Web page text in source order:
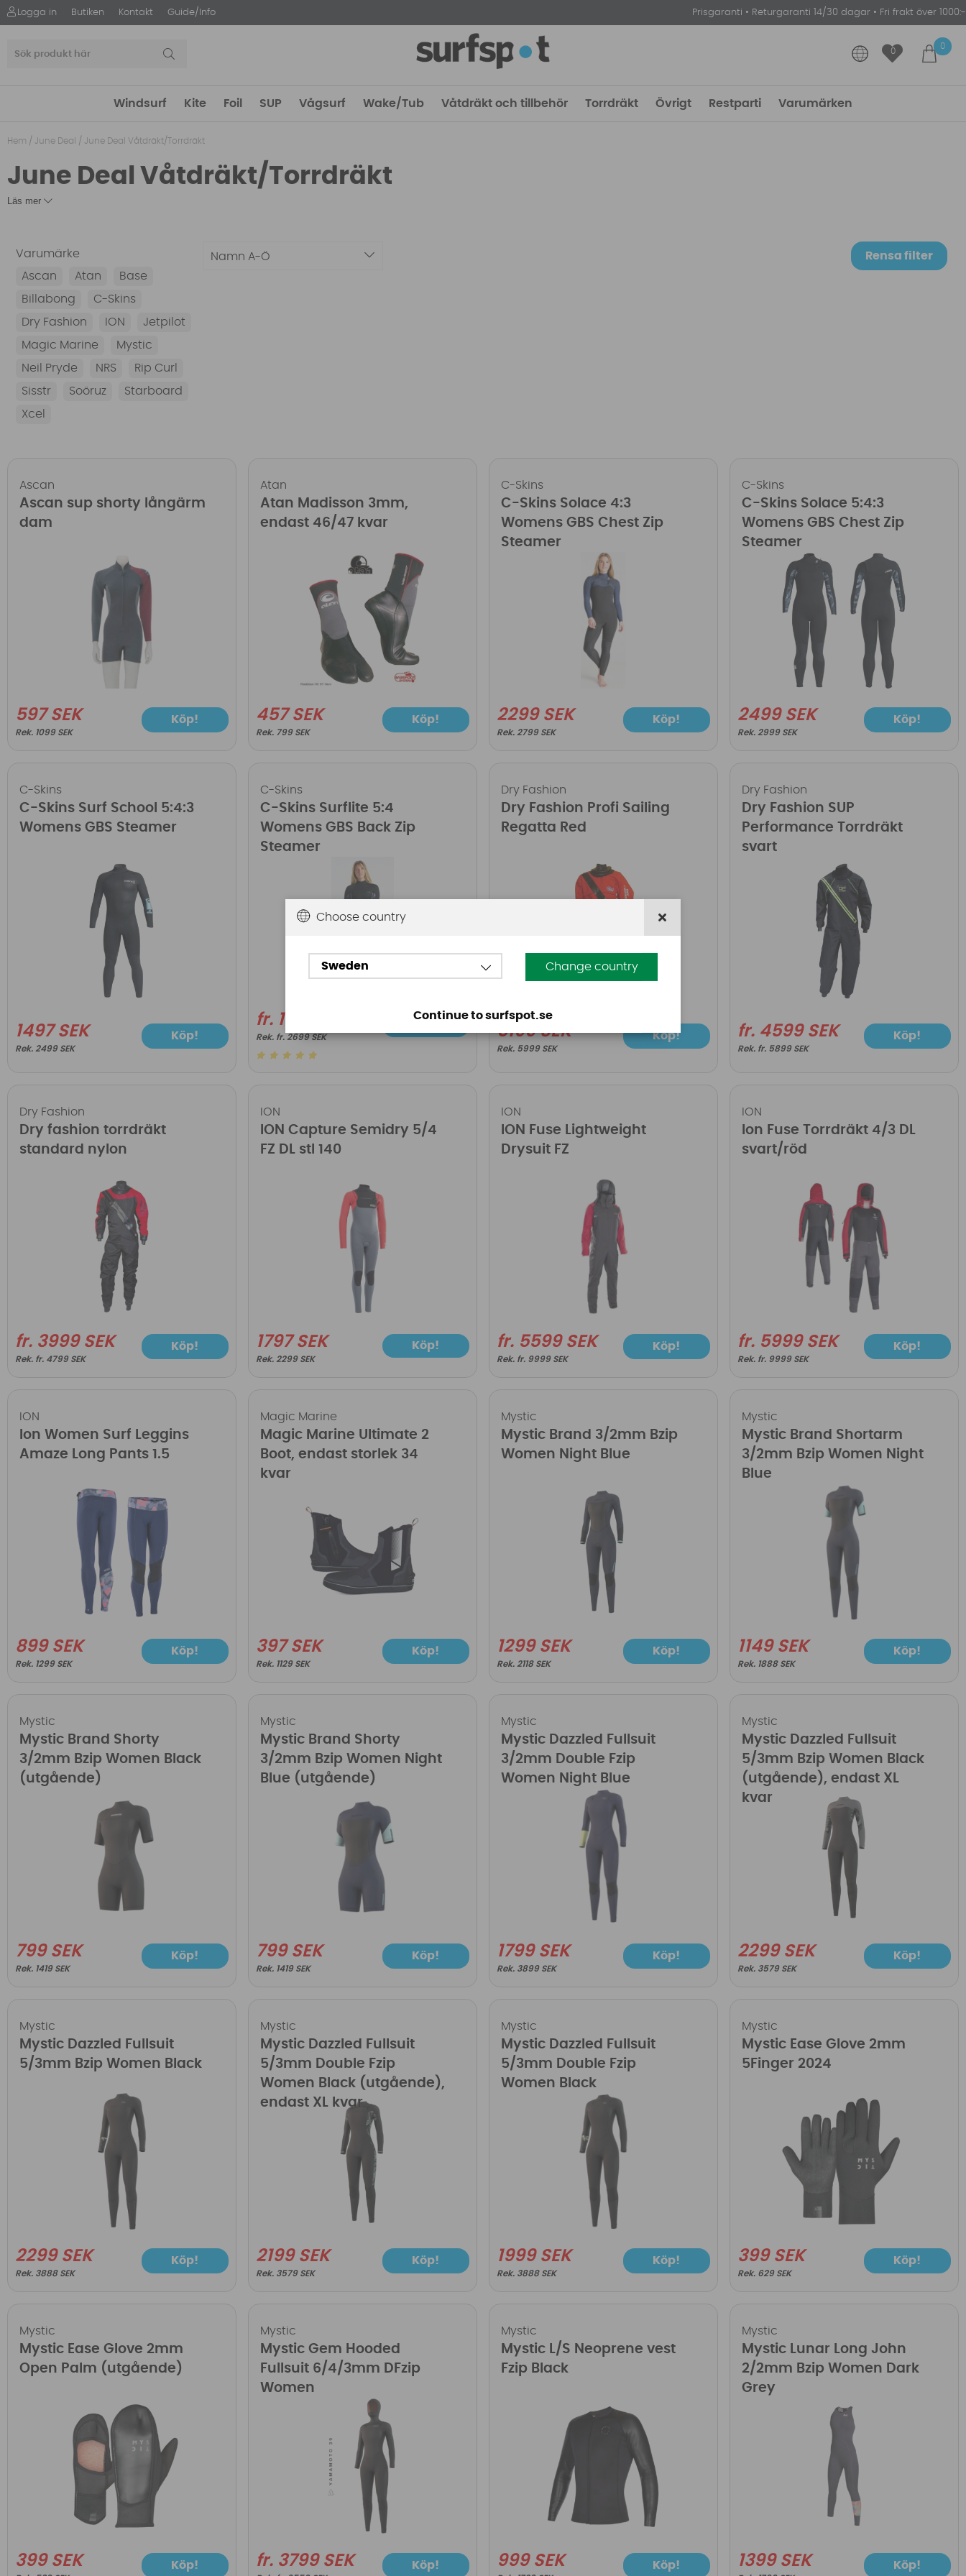
Logga in Butiken Kontakt Guide/Info Prisgaranti • Returgaranti 14/30 dagar • Fri frakt över 1000:-
0
0
Windsurf Kite Foil SUP Vågsurf Wake/Tub Våtdräkt och tillbehör Torrdräkt Övrigt Restparti Varumärken
Hem / June Deal / June Deal Våtdräkt/Torrdräkt
June Deal Våtdräkt/Torrdräkt
Läs mer
Namn A-Ö
Varumärke
Ascan
Atan
Base
Billabong
C-Skins
Dry Fashion
ION
Jetpilot
Magic Marine
Mystic
Neil Pryde
NRS
Rip Curl
Sisstr
Soöruz
Starboard
Xcel
Rensa filter
Ascan
Ascan sup shorty långärm
dam
597 SEK
1099 SEK
Köp!
Atan
Atan Madisson 3mm,
endast 46/47 kvar
457 SEK
799 SEK
Köp!
C-Skins
C-Skins Solace 4:3
Womens GBS Chest Zip
Steamer
2299 SEK
2799 SEK
Köp!
C-Skins
C-Skins Solace 5:4:3
Womens GBS Chest Zip
Steamer
2499 SEK
2999 SEK
Köp!
C-Skins
C-Skins Surf School 5:4:3
Womens GBS Steamer
1497 SEK
2499 SEK
Köp!
C-Skins
C-Skins Surflite 5:4
Womens GBS Back Zip
Steamer
fr. 1999 SEK
fr. 2699 SEK
Dry Fashion
Dry Fashion Profi Sailing
Regatta Red
5199 SEK
5999 SEK
Köp!
Dry Fashion
Dry Fashion SUP
Performance Torrdräkt
svart
fr. 4599 SEK
fr. 5899 SEK
Köp!
Dry Fashion
Dry fashion torrdräkt
standard nylon
fr. 3999 SEK
fr. 4799 SEK
Köp!
ION
ION Capture Semidry 5/4
FZ DL stl 140
1797 SEK
2299 SEK
Köp!
ION
ION Fuse Lightweight
Drysuit FZ
fr. 5599 SEK
fr. 9999 SEK
Köp!
ION
Ion Fuse Torrdräkt 4/3 DL
svart/röd
fr. 5999 SEK
fr. 9999 SEK
Köp!
ION
Ion Women Surf Leggins
Amaze Long Pants 1.5
899 SEK
1299 SEK
Köp!
Magic Marine
Magic Marine Ultimate 2
Boot, endast storlek 34
kvar
397 SEK
1129 SEK
Köp!
Mystic
Mystic Brand 3/2mm Bzip
Women Night Blue
1299 SEK
2118 SEK
Köp!
Mystic
Mystic Brand Shortarm
3/2mm Bzip Women Night
Blue
1149 SEK
1888 SEK
Köp!
Mystic
Mystic Brand Shorty
3/2mm Bzip Women Black
(utgående)
799 SEK
1419 SEK
Köp!
Mystic
Mystic Brand Shorty
3/2mm Bzip Women Night
Blue (utgående)
799 SEK
1419 SEK
Köp!
Mystic
Mystic Dazzled Fullsuit
3/2mm Double Fzip
Women Night Blue
1799 SEK
3899 SEK
Köp!
Mystic
Mystic Dazzled Fullsuit
5/3mm Bzip Women Black
(utgående), endast XL
kvar
2299 SEK
3579 SEK
Köp!
Mystic
Mystic Dazzled Fullsuit
5/3mm Bzip Women Black
2299 SEK
3888 SEK
Köp!
Mystic
Mystic Dazzled Fullsuit
5/3mm Double Fzip
Women Black (utgående),
endast XL kvar
2199 SEK
3579 SEK
Köp!
Mystic
Mystic Dazzled Fullsuit
5/3mm Double Fzip
Women Black
1999 SEK
3888 SEK
Köp!
Mystic
Mystic Ease Glove 2mm
5Finger 2024
399 SEK
629 SEK
Köp!
Mystic
Mystic Ease Glove 2mm
Open Palm (utgående)
399 SEK Köp!
Mystic
Mystic Gem Hooded
Fullsuit 6/4/3mm DFzip
Women
fr. 3799 SEK Köp!
Mystic
Mystic L/S Neoprene vest
Fzip Black
999 SEK Köp!
Mystic
Mystic Lunar Long John
2/2mm Bzip Women Dark
Grey
1399 SEK Köp!
Choose country
Sweden Change country
Continue to surfspot.se